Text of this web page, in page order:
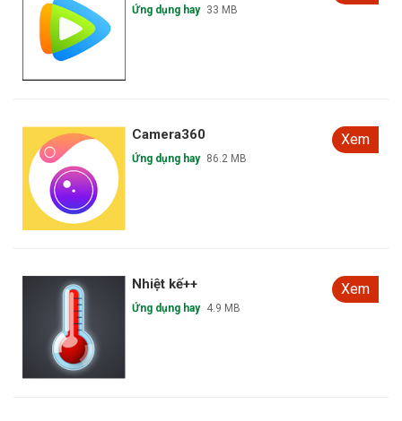
Ứng dụng hay 33 MB
Camera360
Ứng dụng hay 86.2 MB
Xem
Nhiệt kế++
Ứng dụng hay 4.9 MB
Xem